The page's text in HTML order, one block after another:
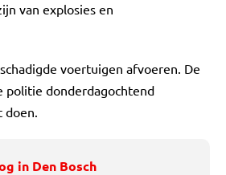
van explosies en
voertuigen afvoeren. De
politie donderdagochtend
doen.
in Den Bosch